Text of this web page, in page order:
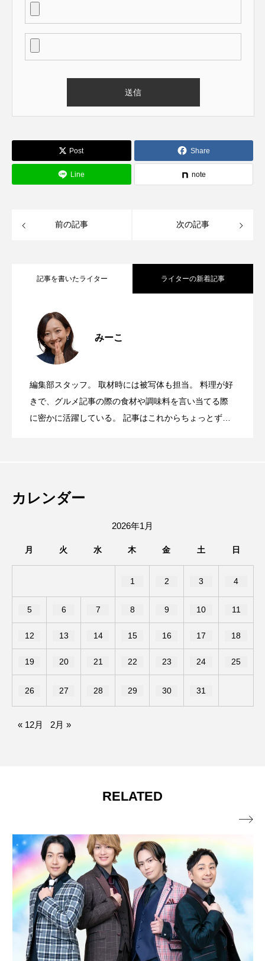
Post Share
Line note
前の記事 次の記事
記事を書いたライター ライターの新着記事
みーこ
編集部スタッフ。 取材時には被写体も担当。 料理が好
きで、グルメ記事の際の食材や調味料を言い当てる際
に密かに活躍している。 記事はこれからちょっとずつ
2026.07.31
ーケット) 小野原店」ができるみたい。
2026.07.28
「素人落語まつりin池田2026」が開催さ
2026.07.27 8/8(土)、みのおキューズモール側の千里
「KUREPA WEST KODOMO WATER
PARK」が開催されるみたい。
ルに夏限定のフォトスポット「ひまわり
ガーデン」が登場するみたい。
カレンダー
2026年1月
月 火 水 木 金 土 日
1 2 3 4
5 6 7 8 9 10 11
12 13 14 15 16 17 18
19 20 21 22 23 24 25
26 27 28 29 30 31
« 12月 2月 »
RELATED
